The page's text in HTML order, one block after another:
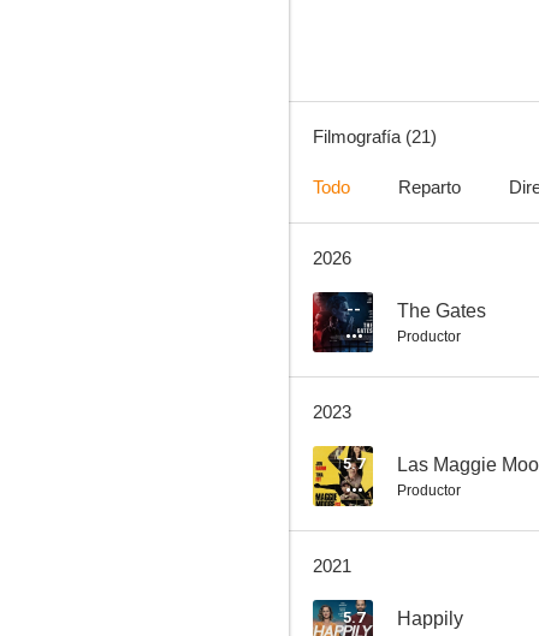
Filmografía (21)
Todo Reparto
2026
-- The Gates
Productor
2023
5.7 Las Maggie
Productor
2021
5.7 Happily